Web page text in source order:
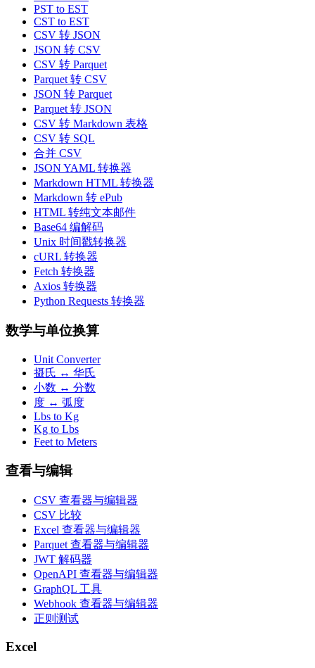
PST to EST
CST to EST
CSV 转 JSON
JSON 转 CSV
CSV 转 Parquet
Parquet 转 CSV
JSON 转 Parquet
Parquet 转 JSON
CSV 转 Markdown 表格
CSV 转 SQL
合并 CSV
JSON YAML 转换器
Markdown HTML 转换器
Markdown 转 ePub
HTML 转纯文本邮件
Base64 编解码
Unix 时间戳转换器
cURL 转换器
Fetch 转换器
Axios 转换器
Python Requests 转换器
数学与单位换算
Unit Converter
摄氏 ↔ 华氏
小数 ↔ 分数
度 ↔ 弧度
Lbs to Kg
Kg to Lbs
Feet to Meters
查看与编辑
CSV 查看器与编辑器
CSV 比较
Excel 查看器与编辑器
Parquet 查看器与编辑器
JWT 解码器
OpenAPI 查看器与编辑器
GraphQL 工具
Webhook 查看器与编辑器
正则测试
Excel